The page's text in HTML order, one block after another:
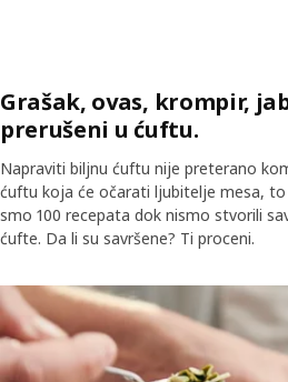
Grašak, ovas, krompir,
prerušeni u ćuftu.
Napraviti biljnu ćuftu nije preterano
ćuftu koja će očarati ljubitelje mesa, to
smo 100 recepata dok nismo stvorili
ćufte. Da li su savršene? Ti proceni.